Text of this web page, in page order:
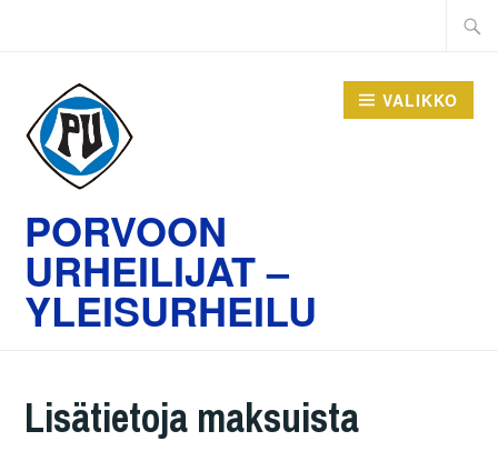
Haku:
PORVOON
URHEILIJAT –
YLEISURHEILU
VALIKKO
Lisätietoja maksuista